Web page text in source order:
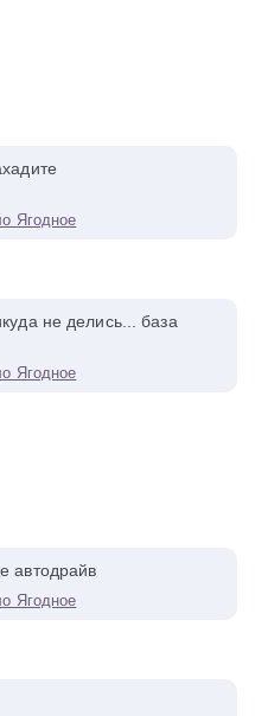
Ягодное
не делись... база
Ягодное
автодрайв
Ягодное